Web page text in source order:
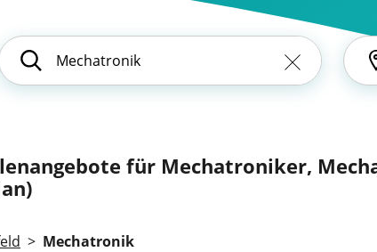
für Mechatroniker,
> Mechatronik